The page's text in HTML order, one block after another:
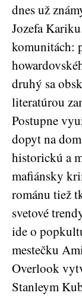
dnes už
Jozefa
komunitách:
druhý sa
literatúrou
Postupne
dopyt na
historickú a
mafiánsky
románu tiež
svetové
ide o
mestečku
Overlook
Stanleym